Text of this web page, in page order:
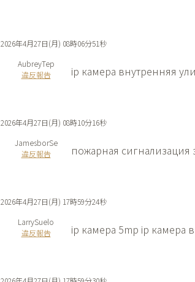
2026年4月27日(月) 08時06分51秒
AubreyTep
違反報告
ip камера внутренняя
2026年4月27日(月) 08時10分16秒
JamesborSe
違反報告
пожарная сигнализация
2026年4月27日(月) 17時59分24秒
LarrySuelo
違反報告
ip камера 5mp ip камера